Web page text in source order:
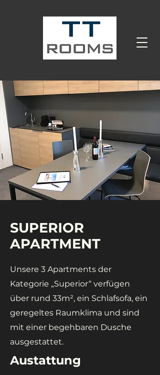
SUPERIOR
APARTMENT
Unsere 3 Apartments der
Kategorie „Superior“ verfügen
über rund 33m², ein Schlafsofa, ein
geregeltes Raumklima und sind
mit einer begehbaren Dusche
ausgestattet.
Austattung